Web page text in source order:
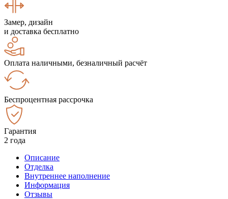
Замер, дизайн
и доставка бесплатно
Оплата наличными, безналичный расчёт
Беспроцентная рассрочка
Гарантия
2 года
Описание
Отделка
Внутреннее наполнение
Информация
Отзывы